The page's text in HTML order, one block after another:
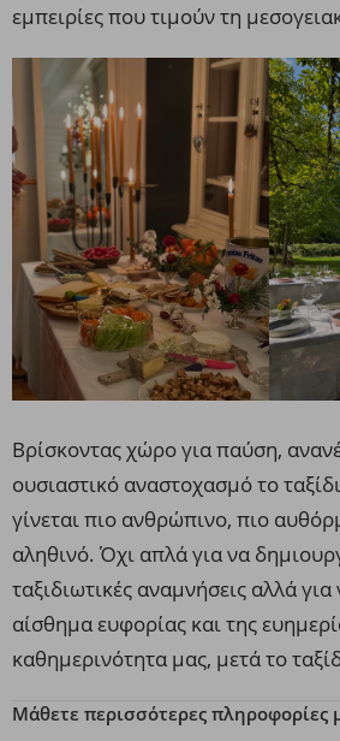
εμπειρίες που τιμούν τη
Βρίσκοντας χώρο για παύση,
ουσιαστικό αναστοχασμότο
γίνεται πιο ανθρώπινο, πιο
αληθινό. Όχι απλά για να
ταξιδιωτικές αναμνήσεις αλλά για
αίσθημα ευφορίας και της
καθημερινότητα μας, μετά το
Μάθετε περισσότερες πληροφορίες